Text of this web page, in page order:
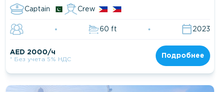
Captain Crew
60 ft 2023
AED 2000/ч
* Без учета 5% НДС
Подробнее